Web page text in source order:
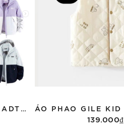
ÁO GIÓ JEEP PHỐI MÀU ADT96518
139.000₫